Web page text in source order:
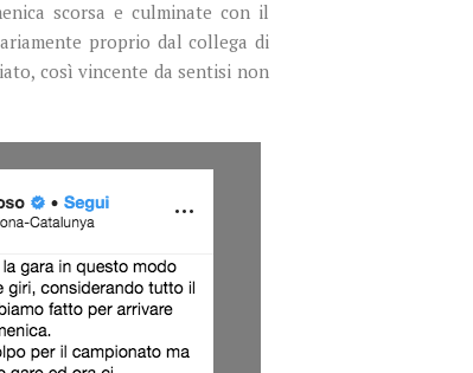
scorsa e culminate con il
proprio dal collega di
così vincente da sentisi non